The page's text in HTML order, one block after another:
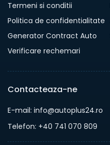
Termeni si conditii
Politica de confidentialitate
Generator Contract Auto
Verificare rechemari
Contacteaza-ne
E-mail: info@autoplus24.ro
Telefon: +40 741 070 809